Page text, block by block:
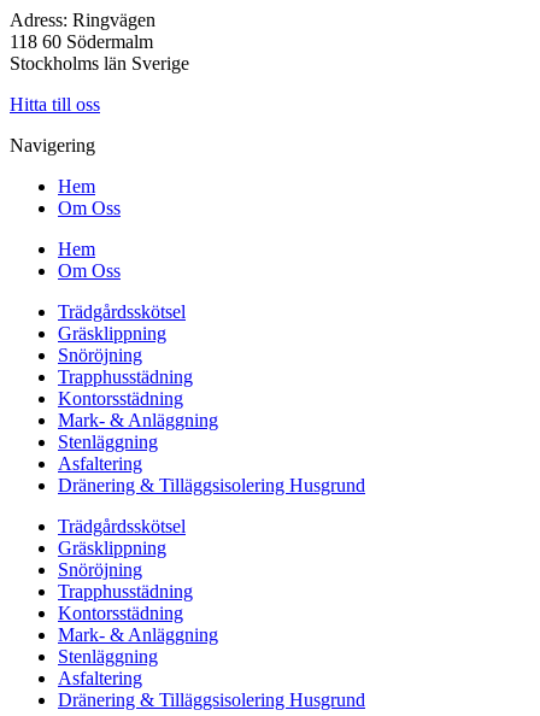
Adress: Ringvägen
118 60 Södermalm
Stockholms län Sverige
Hitta till oss
Navigering
Hem
Om Oss
Hem
Om Oss
Trädgårdsskötsel
Gräsklippning
Snöröjning
Trapphusstädning
Kontorsstädning
Mark- & Anläggning
Stenläggning
Asfaltering
Dränering & Tilläggsisolering Husgrund
Trädgårdsskötsel
Gräsklippning
Snöröjning
Trapphusstädning
Kontorsstädning
Mark- & Anläggning
Stenläggning
Asfaltering
Dränering & Tilläggsisolering Husgrund